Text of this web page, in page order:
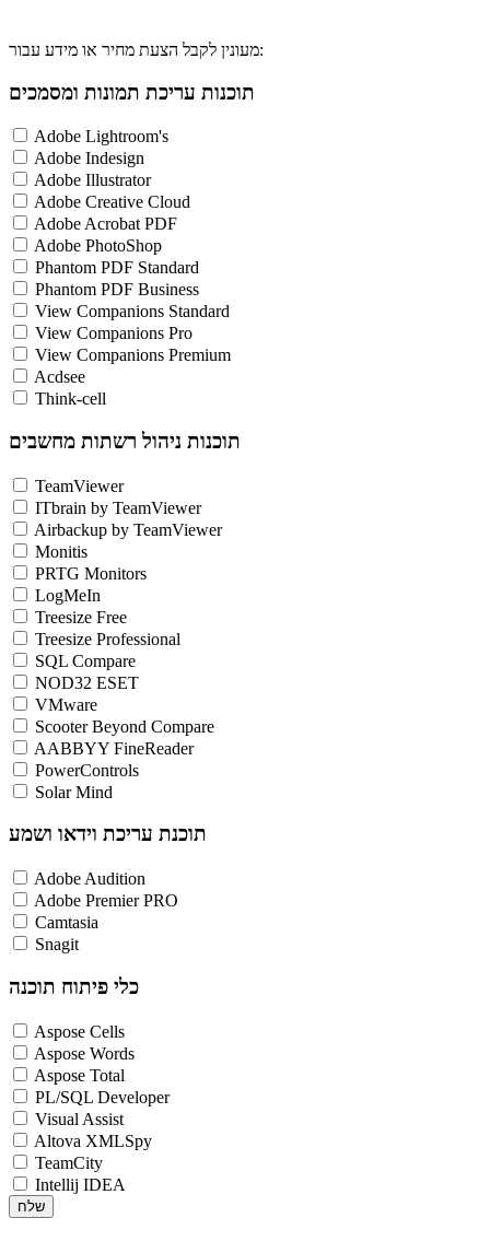
מעונין לקבל הצעת מחיר או מידע עבור:
תוכנות עריכת תמונות ומסמכים
Adobe Lightroom's
Adobe Indesign
Adobe Illustrator
Adobe Creative Cloud
Adobe Acrobat PDF
Adobe PhotoShop
Phantom PDF Standard
Phantom PDF Business
View Companions Standard
View Companions Pro
View Companions Premium
Acdsee
Think-cell
תוכנות ניהול רשתות מחשבים
TeamViewer
ITbrain by TeamViewer
Airbackup by TeamViewer
Monitis
PRTG Monitors
LogMeIn
Treesize Free
Treesize Professional
SQL Compare
NOD32 ESET
VMware
Scooter Beyond Compare
AABBYY FineReader
PowerControls
Solar Mind
תוכנת עריכת וידאו ושמע
Adobe Audition
Adobe Premier PRO
Camtasia
Snagit
כלי פיתוח תוכנה
Aspose Cells
Aspose Words
Aspose Total
PL/SQL Developer
Visual Assist
Altova XMLSpy
TeamCity
Intellij IDEA